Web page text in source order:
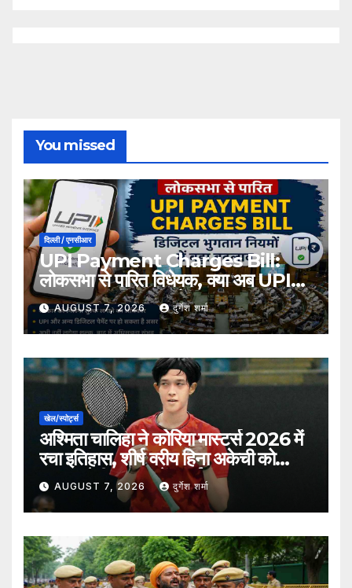
You missed
दिल्ली / एनसीआर
UPI Payment Charges Bill:
लोकसभा से पारित विधेयक, क्या अब UPI
भुगतान पर लग सकता है शुल्क?
AUGUST 7, 2026 दुर्गेश शर्मा
खेल/स्पोर्ट्स
अश्मिता चालिहा ने कोरिया मास्टर्स 2026 में
रचा इतिहास, शीर्ष वरीय हिना अकेची को
हराकर सेमीफाइनल में बनाई जगह
AUGUST 7, 2026 दुर्गेश शर्मा